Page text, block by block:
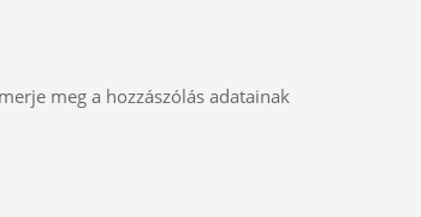
meg a hozzászólás adatainak